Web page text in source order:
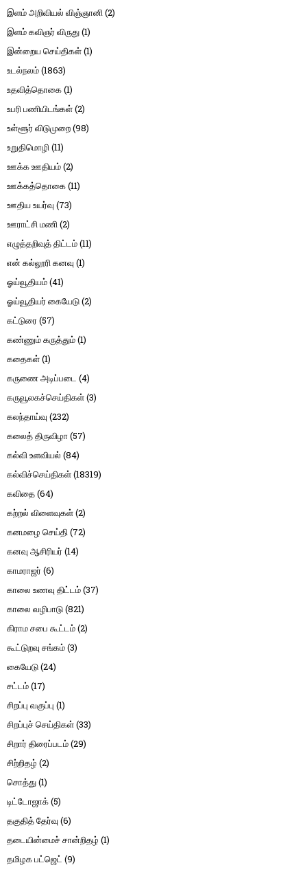
இளம் அறிவியல் விஞ்ஞானி(2)
இளம் கவிஞர் விருது(1)
இன்றைய செய்திகள்(1)
உடல்நலம்(1863)
உதவித்தொகை(1)
உபரி பணியிடங்கள்(2)
உள்ளூர் விடுமுறை(98)
உறுதிமொழி(11)
ஊக்க ஊதியம்(2)
ஊக்கத்தொகை(11)
ஊதிய உயர்வு (73)
ஊராட்சி மணி(2)
எழுத்தறிவுத் திட்டம்(11)
என் கல்லூரி கனவு (1)
ஓய்வூதியம்(41)
ஓய்வூதியர் கையேடு(2)
கட்டுரை (57)
கண்ணும் கருத்தும்(1)
கதைகள்(1)
கருணை அடிப்படை (4)
கருவூலகச்செய்திகள்(3)
கலந்தாய்வு (232)
கலைத் திருவிழா (57)
கல்வி உளவியல் (84)
கல்விச்செய்திகள்(18319)
கவிதை(64)
கற்றல் விளைவுகள்(2)
கனமழை செய்தி(72)
கனவு ஆசிரியர் (14)
காமராஜர் (6)
காலை உணவு திட்டம்(37)
காலை வழிபாடு(821)
கிராம சபை கூட்டம்(2)
கூட்டுறவு சங்கம்(3)
கையேடு(24)
சட்டம்(17)
சிறப்பு வகுப்பு (1)
சிறப்புச் செய்திகள்(33)
சிறார் திரைப்படம்(29)
சிற்றிதழ் (2)
சொத்து(1)
டிட்டோஜாக்(5)
தகுதித் தேர்வு (6)
தடையின்மைச் சான்றிதழ் (1)
தமிழக பட்ஜெட் (9)